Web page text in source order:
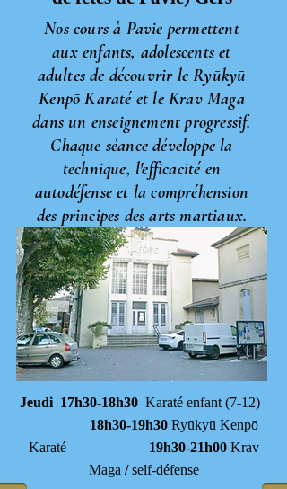
Nos cours à Pavie permettent
aux enfants, adolescents et
adultes de découvrir le Ryūkyū
Kenpō Karaté et le Krav Maga
dans un enseignement progressif.
Chaque séance développe la
technique, l'efficacité en
autodéfense et la compréhension
des principes des arts martiaux.
Jeudi 17h30-18h30 Karaté enfant (7-12)
18h30-19h30 Ryūkyū Kenpō
Karaté
19h30-21h00 Krav
Maga /self-défense